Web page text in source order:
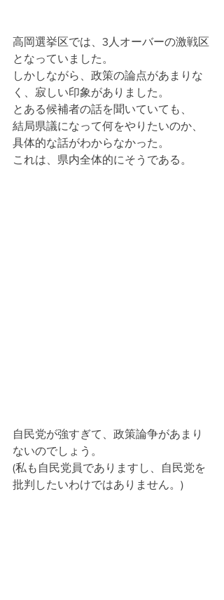
高岡選挙区では、3人オーバーの激戦区
となっていました。
しかしながら、政策の論点があまりな
く、寂しい印象がありました。
とある候補者の話を聞いていても、
結局県議になって何をやりたいのか、
具体的な話がわからなかった。
これは、県内全体的にそうである。
自民党が強すぎて、政策論争があまり
ないのでしょう。
(私も自民党員でありますし、自民党を
批判したいわけではありません。)